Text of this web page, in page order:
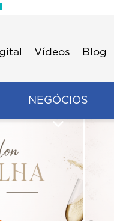
Vídeos Blog
NEGÓCIOS